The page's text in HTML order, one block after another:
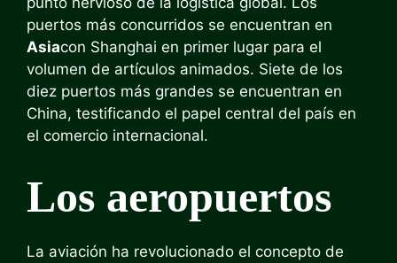
puertos más concurridos se encuentran en
Asiacon Shanghai en primer lugar para el
volumen de artículos animados. Siete de los
diez puertos más grandes se encuentran en
China, testificando el papel central del país en
el comercio internacional.
Los aeropuertos
La aviación ha revolucionado el concepto de